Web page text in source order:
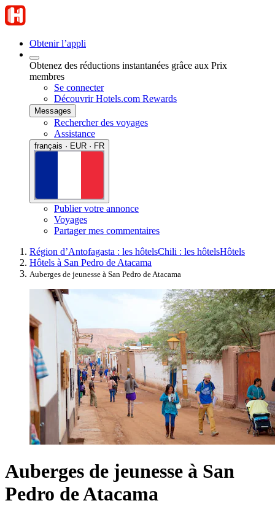
Obtenir l’appli
Obtenez des réductions instantanées grâce aux Prix
membres
Se connecter
Découvrir Hotels.com Rewards
Messages
Rechercher des voyages
Assistance
français · EUR · FR
Publier votre annonce
Voyages
Partager mes commentaires
Région d’Antofagasta : les hôtelsChili : les hôtelsHôtels
Hôtels à San Pedro de Atacama
Auberges de jeunesse à San Pedro de Atacama
Auberges de jeunesse à San
Pedro de Atacama